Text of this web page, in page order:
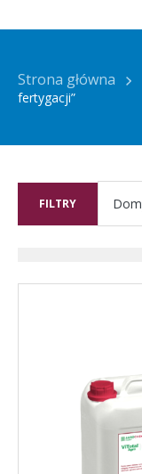
Strona główna
fertygacji”
FILTRY